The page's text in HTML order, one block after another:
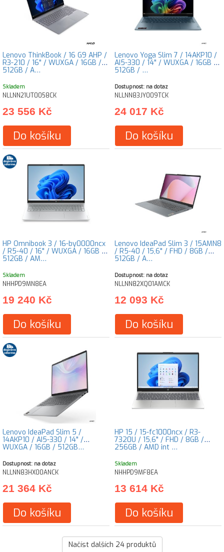
Lenovo ThinkBook / 16 G9 AHP /
R3-210 / 16" / WUXGA / 16GB /
512GB / A…
Skladem
NLLNN21UT0058CK
23 556 Kč
Do košíku
Lenovo Yoga Slim 7 / 14AKP10 /
AI5-330 / 14" / WUXGA / 16GB /
512GB / …
Dostupnost: na dotaz
NLLNN83JY009TCK
24 017 Kč
Do košíku
HP Omnibook 3 / 16-by0000ncx
/ R5-40 / 16" / WUXGA / 16GB /
512GB / AM…
Skladem
NHHPD9MN8EA
19 240 Kč
Do košíku
Lenovo IdeaPad Slim 3 / 15AMN8
/ R5-40 / 15,6" / FHD / 8GB /
512GB / A…
Dostupnost: na dotaz
NLLNN82XQ01AMCK
12 093 Kč
Do košíku
Lenovo IdeaPad Slim 5 /
14AKP10 / AI5-330 / 14" /
WUXGA / 16GB / 512GB…
Dostupnost: na dotaz
NLLNN83HX00ANCK
21 364 Kč
Do košíku
HP 15 / 15-fc1000ncx / R3-
7320U / 15,6" / FHD / 8GB /
256GB / AMD int …
Skladem
NHHPD9MF8EA
13 614 Kč
Do košíku
Načíst dalších 24produktů